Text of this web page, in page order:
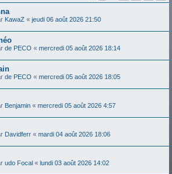
KawaZ « jeudi 06 août 2026 21:50
de PECO « mercredi 05 août 2026 18:14
de PECO « mercredi 05 août 2026 18:05
Benjamin « mercredi 05 août 2026 4:57
Davidferr « mardi 04 août 2026 18:06
udo Focal « lundi 03 août 2026 14:02